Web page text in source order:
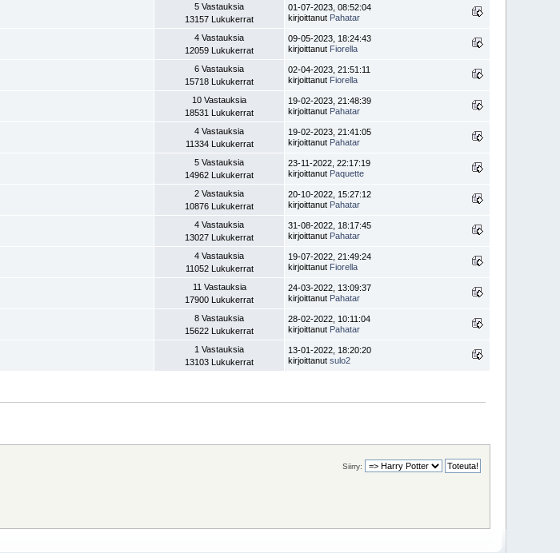
5 Vastauksia
13157 Lukukerrat
01-07-2023, 08:52:04
kirjoittanut Pahatar
4 Vastauksia
12059 Lukukerrat
09-05-2023, 18:24:43
kirjoittanut Fiorella
6 Vastauksia
15718 Lukukerrat
02-04-2023, 21:51:11
kirjoittanut Fiorella
10 Vastauksia
18531 Lukukerrat
19-02-2023, 21:48:39
kirjoittanut Pahatar
4 Vastauksia
11334 Lukukerrat
19-02-2023, 21:41:05
kirjoittanut Pahatar
5 Vastauksia
14962 Lukukerrat
23-11-2022, 22:17:19
kirjoittanut Paquette
2 Vastauksia
10876 Lukukerrat
20-10-2022, 15:27:12
kirjoittanut Pahatar
4 Vastauksia
13027 Lukukerrat
31-08-2022, 18:17:45
kirjoittanut Pahatar
4 Vastauksia
11052 Lukukerrat
19-07-2022, 21:49:24
kirjoittanut Fiorella
11 Vastauksia
17900 Lukukerrat
24-03-2022, 13:09:37
kirjoittanut Pahatar
8 Vastauksia
15622 Lukukerrat
28-02-2022, 10:11:04
kirjoittanut Pahatar
1 Vastauksia
13103 Lukukerrat
13-01-2022, 18:20:20
kirjoittanutsulo2
Siirry: